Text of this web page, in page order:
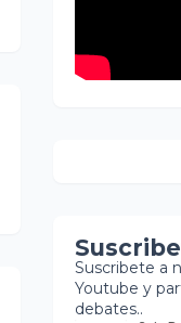
Suscribete a
Youtube y
debates..